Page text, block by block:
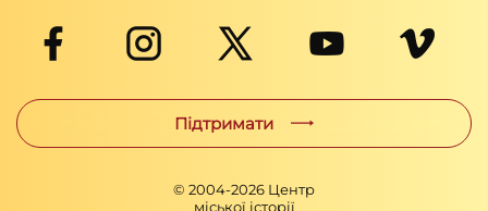
Підтримати
© 2004-2026 Центр
міської історії